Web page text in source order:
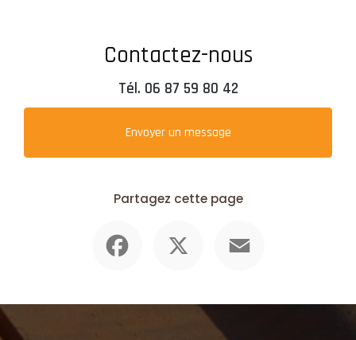
Contactez-nous
Tél. 06 87 59 80 42
Envoyer un message
Partagez cette page